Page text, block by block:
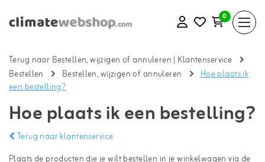
0
Terug naar Bestellen, wijzigen of annuleren | Klantenservice
Bestellen
Bestellen, wijzigen of annuleren
Hoe plaats ik
een bestelling?
Hoe plaats ik een bestelling?
Terug naar klantenservice